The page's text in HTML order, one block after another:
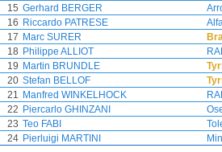
15 Gerhard BERGER
16 Riccardo PATRESE
17 Marc SURER
18 Philippe ALLIOT
19 Martin BRUNDLE
20 Stefan BELLOF
21 Manfred WINKELHOCK
22 Piercarlo GHINZANI
23 Teo FABI
24 Pierluigi MARTINI